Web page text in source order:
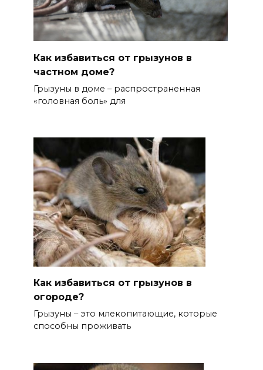
Как избавиться от грызунов в
частном доме?
Грызуны в доме – распространенная
«головная боль» для
Как избавиться от грызунов в
огороде?
Грызуны – это млекопитающие, которые
способны проживать